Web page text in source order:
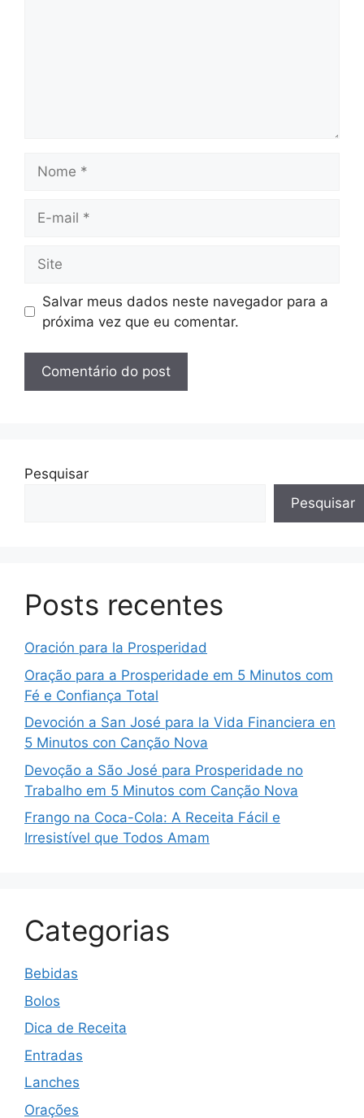
mail
Salvar meus dados neste navegador para a
próxima vez que eu comentar.
Pesquisar
Pesquisar
Posts recentes
Oración para la Prosperidad
Oração para a Prosperidade em 5 Minutos com
Fé e Confiança Total
Devoción a San José para la Vida Financiera en
5 Minutos con Canção Nova
Devoção a São José para Prosperidade no
Trabalho em 5 Minutos com Canção Nova
Frango na Coca-Cola: A Receita Fácil e
Irresistível que Todos Amam
Categorias
Bebidas
Bolos
Dica de Receita
Entradas
Lanches
Orações